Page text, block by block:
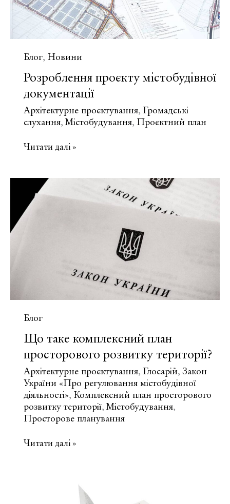
Блог, Новини
Розроблення проєкту містобудівної
документації
Архітектурне проєктування, Громадські
слухання,Містобудування, Проєктний план
Розроблення
документації
Читати далі »
Блог
Що таке комплексний план
просторового розвитку території?
Архітектурне проєктування, Глосарій, Закон
України «Про регулювання містобудівної
діяльності», Комплексний план просторового
розвитку території,Містобудування,
Просторове планування
Що
Читати далі »